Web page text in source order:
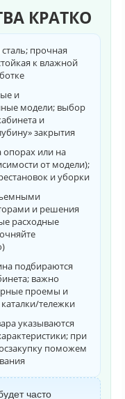
КРАТКО
прочная
к влажной
и
модели; выбор
и
закрытия
опорах или на
от модели);
и уборки
и решения
расходные
подбираются
важно
проемы и
тележки
указываются
при
поможем
часто